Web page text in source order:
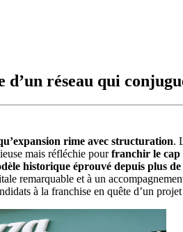
d’un réseau qui
rime avec structuration.
mais réfléchie pourfranchir le cap
historique éprouvé depuis plus de
remarquable et à un
à la franchise en quête d’un